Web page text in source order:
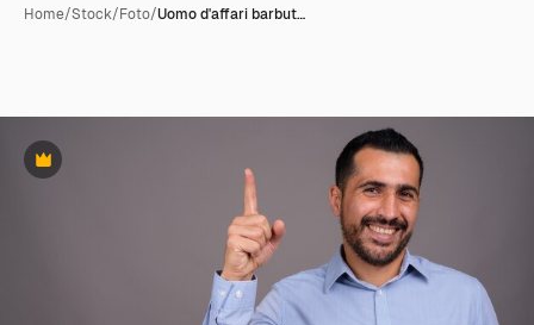
Home/Stock/Foto/Uomo d'affari barbut…
Premium